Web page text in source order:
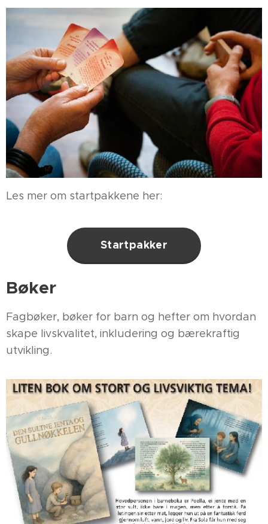
Les mer om startpakkene her:
Startpakker
Bøker
Fagbøker, bøker for barn og hefter om hvordan
skape livskvalitet, inkludering og bærekraftig
utvikling.